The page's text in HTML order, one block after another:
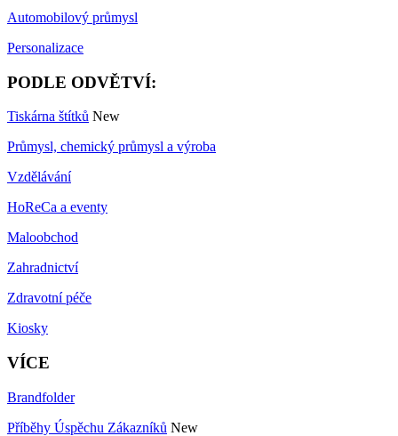
Automobilový průmysl
Personalizace
PODLE ODVĚTVÍ:
Tiskárna štítků New
Průmysl, chemický průmysl a výroba
Vzdělávání
HoReCa a eventy
Maloobchod
Zahradnictví
Zdravotní péče
Kiosky
VÍCE
Brandfolder
Příběhy Úspěchu Zákazníků New